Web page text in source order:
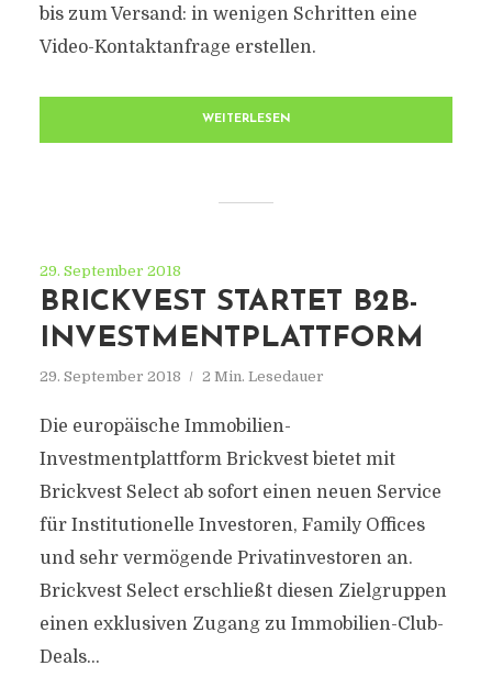
bis zum Versand: in wenigen Schritten eine
Video-Kontaktanfrage erstellen.
WEITERLESEN
29. September 2018
BRICKVEST STARTET B2B-
INVESTMENTPLATTFORM
29. September 2018 2 Min. Lesedauer
Die europäische Immobilien-
Investmentplattform Brickvest bietet mit
Brickvest Select ab sofort einen neuen Service
für Institutionelle Investoren, Family Offices
und sehr vermögende Privatinvestoren an.
Brickvest Select erschließt diesen Zielgruppen
einen exklusiven Zugang zu Immobilien-Club-
Deals...